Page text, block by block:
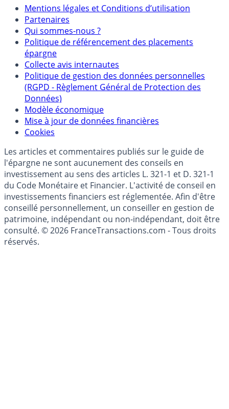
Mentions
Mentions légales et Conditions d’utilisation
Partenaires
Qui sommes-nous ?
Politique de référencement des placements
épargne
Collecte avis internautes
Politique de gestion des données personnelles
(RGPD - Règlement Général de Protection des
Données)
Modèle économique
Cookies
Les articles et commentaires publiés sur le guide de
l'épargne ne sont aucunement des conseils en
investissement au sens des articles L. 321-1 et D. 321-1
du Code Monétaire et Financier. L'activité de conseil en
investissements financiers est réglementée. Afin d'être
conseillé personnellement, un conseiller en gestion de
patrimoine, indépendant ou non-indépendant, doit être